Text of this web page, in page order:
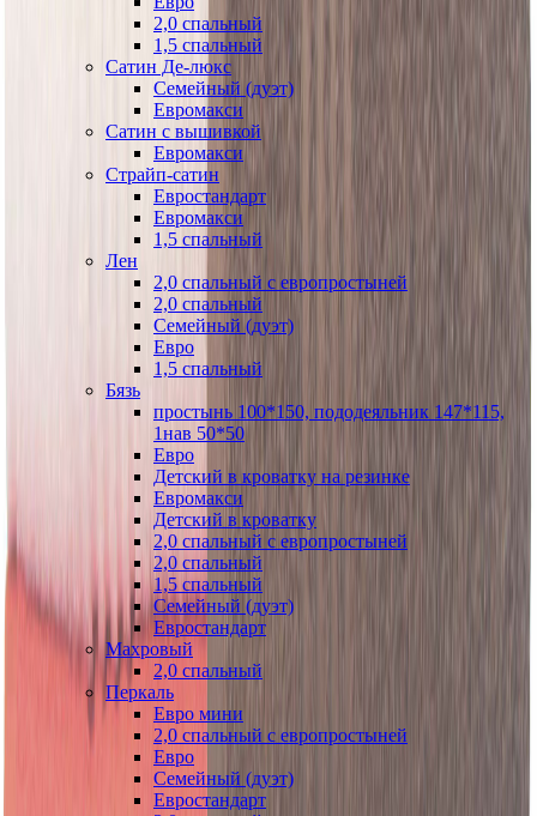
2,0 спальный
1,5 спальный
Сатин Де-люкс
Семейный (дуэт)
Евромакси
Сатин с вышивкой
Евромакси
Страйп-сатин
Евростандарт
Евромакси
1,5 спальный
Лен
2,0 спальный с европростыней
2,0 спальный
Семейный (дуэт)
Евро
1,5 спальный
Бязь
простынь 100*150, пододеяльник 147*115,
1нав 50*50
Евро
Детский в кроватку на резинке
Евромакси
Детский в кроватку
2,0 спальный с европростыней
2,0 спальный
1,5 спальный
Семейный (дуэт)
Евростандарт
Махровый
2,0 спальный
Перкаль
Евро мини
2,0 спальный с европростыней
Евро
Семейный (дуэт)
Евростандарт